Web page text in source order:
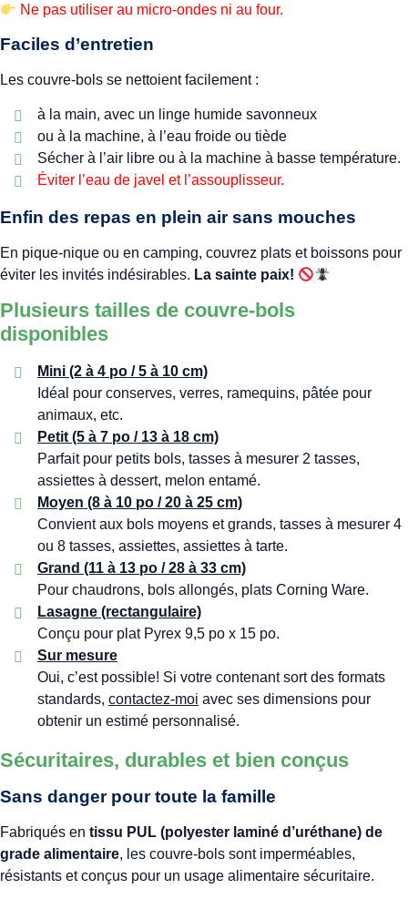
Ne pas utiliser au micro-ondes ni au four.
Faciles d’entretien
Les couvre-bols se nettoient facilement :
à la main, avec un linge humide savonneux
ou à la machine, à l’eau froide ou tiède
Sécher à l’air libre ou à la machine à basse température.
Éviter l’eau de javel et l’assouplisseur.
Enfin des repas en plein air sans mouches
En pique-nique ou en camping, couvrez plats et boissons pour
éviter les invités indésirables. La sainte paix!
Plusieurs tailles de couvre-bols
disponibles
Mini (2 à 4 po / 5 à 10 cm)
Idéal pour conserves, verres, ramequins, pâtée pour
animaux, etc.
Petit (5 à 7 po / 13 à 18 cm)
Parfait pour petits bols, tasses à mesurer 2 tasses,
assiettes à dessert, melon entamé.
Moyen (8 à 10 po / 20 à 25 cm)
Convient aux bols moyens et grands, tasses à mesurer 4
ou 8 tasses, assiettes, assiettes à tarte.
Grand (11 à 13 po / 28 à 33 cm)
Pour chaudrons, bols allongés, plats Corning Ware.
Lasagne (rectangulaire)
Conçu pour plat Pyrex 9,5 po x 15 po.
Sur mesure
Oui, c’est possible! Si votre contenant sort des formats
standards, contactez-moi avec ses dimensions pour
obtenir un estimé personnalisé.
Sécuritaires, durables et bien conçus
Sans danger pour toute la famille
Fabriqués en tissu PUL (polyester laminé d’uréthane) de
grade alimentaire, les couvre-bols sont imperméables,
résistants et conçus pour un usage alimentaire sécuritaire.